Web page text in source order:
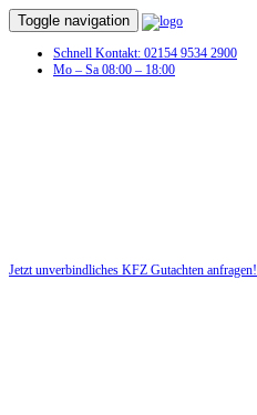
Toggle navigation
Schnell Kontakt: 02154 9534 2900
Mo – Sa 08:00 – 18:00
Jetzt unverbindliches KFZ Gutachten anfragen!